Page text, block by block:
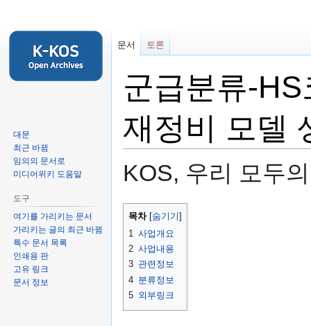
군급분류-
재정비 모델
KOS, 우리 모두
둘
가
기
검
기
목차
1 사업개요
2 사업내용
3 관련정보
4 분류정보
5 외부링크
문서 토론
대문
최근 바뀜
임의의 문서로
미디어위키 도움말
도구
여기를 가리키는 문서
가리키는 글의 최근 바뀜
특수 문서 목록
인쇄용 판
고유 링크
문서 정보